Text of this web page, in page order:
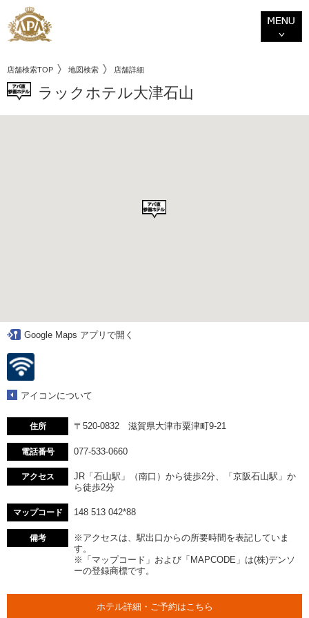
店舗検索TOP 地図検索 店舗詳細
ラックホテル大津石山
Google Maps アプリで開く
アイコンについて
住所 〒520-0832 滋賀県大津市粟津町9-21
電話番号 077-533-0660
アクセス
JR「石山駅」（南口）から徒歩2分、「京阪石山駅」か
ら徒歩2分
マップコード 148 513 042*88
備考
※アクセスは、駅出口からの所要時間を表記していま
す。
※「マップコード」および「MAPCODE」は(株)デンソ
ーの登録商標です。
ホテル詳細・ご予約はこちら